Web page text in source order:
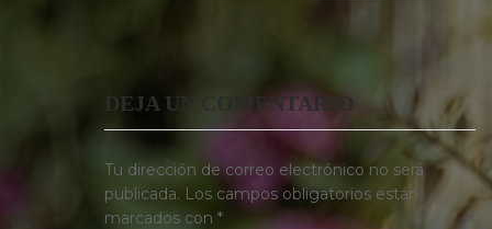
DEJA UN COMENTARIO
Tu dirección de correo electrónico no será
publicada. Los campos obligatorios están
marcados con *